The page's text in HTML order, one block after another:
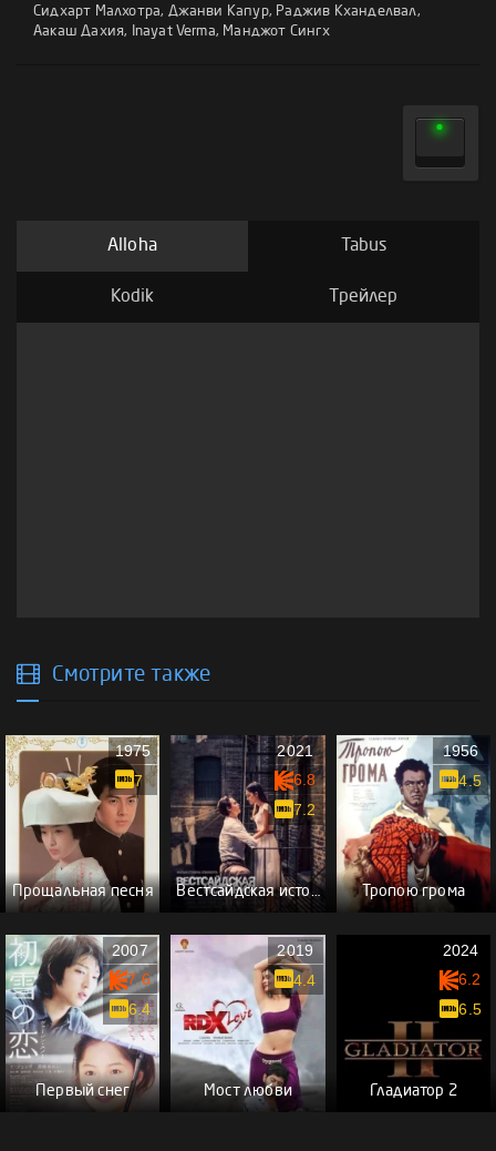
Сидхарт Малхотра, Джанви Капур, Раджив Кханделвал,
Аакаш Дахия, Inayat Verma, Манджот Сингх
Alloha Tabus
Kodik Трейлер
Смотрите также
Прощальная песня
1975
7
Вестсайдская история
2021
6.8
7.2
Тропою грома
1956
4.5
Первый снег
2007
7.6
6.4
Мост любви
2019
4.4
Гладиатор 2
2024
6.2
6.5